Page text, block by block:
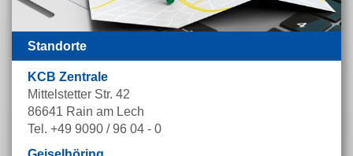
Standorte
KCB Zentrale
Mittelstetter Str. 42
86641 Rain am Lech
Tel. +49 9090 / 96 04 - 0